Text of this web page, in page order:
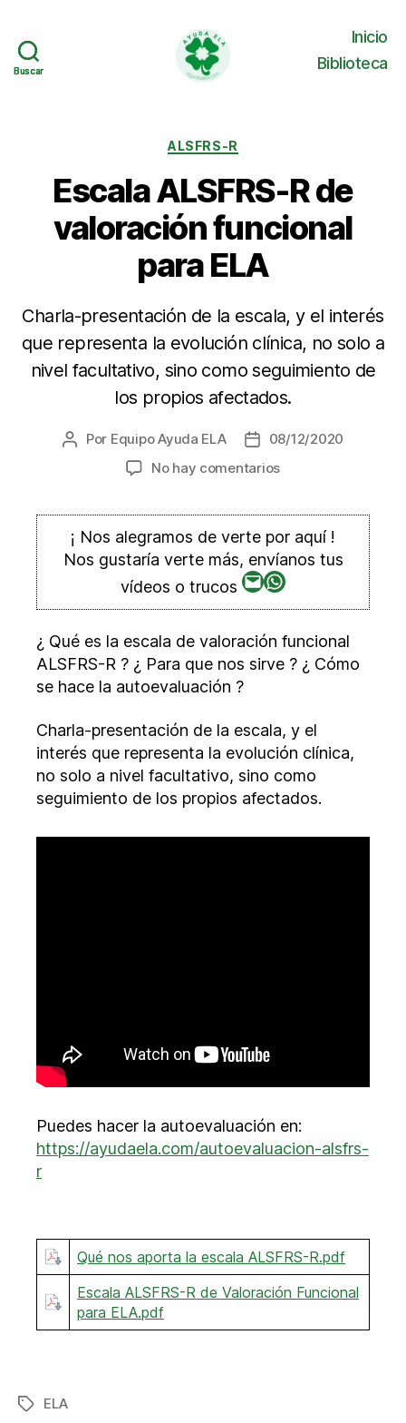
Buscar
Inicio
Biblioteca
Buscar
Categorías
ALSFRS-R
Escala ALSFRS-R de
valoración funcional
para ELA
Charla-presentación de la escala, y el interés
que representa la evolución clínica, no solo a
nivel facultativo, sino como seguimiento de
los propios afectados.
Autor
Por Equipo Ayuda ELA
Fecha
de
08/12/2020
No hay comentariosen
de
valoración
funcional
para
¡ Nos alegramos de verte por aquí !
Nos gustaría verte más, envíanos tus
vídeos o trucos Correo
electrónico
WhatsApp
¿ Qué es la escala de valoración funcional
ALSFRS-R ? ¿ Para que nos sirve ? ¿ Cómo
se hace la autoevaluación ?
Charla-presentación de la escala, y el
interés que representa la evolución clínica,
no solo a nivel facultativo, sino como
seguimiento de los propios afectados.
Puedes hacer la autoevaluación en:
https://ayudaela.com/autoevaluacion-alsfrs-
r
Qué nos aporta la escala ALSFRS-R.pdf
Escala ALSFRS-R de Valoración Funcional
para ELA.pdf
Etiquetas
ELA